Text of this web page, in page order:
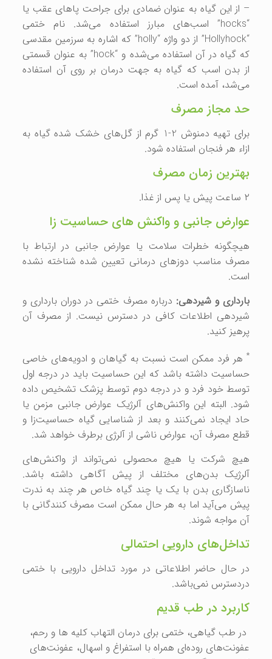
– از این گیاه به عنوان ضمادی برای جراحت پاهای عقب یا
“
hocks” اسب‌های مبارز استفاده می‌شد. نام ختمی
“
Hollyhock” از دو واژه “holly” که اشاره به سرزمین مقدسی
که گیاه در آن استفاده می‌شده و “hock” به عنوان قسمتی
از بدن اسب که گیاه به جهت درمان بر روی آن استفاده
می‌شد، آمده است.
حد مجاز مصرف
برای تهیه دمنوش 2-1 گرم از گل‌های خشک شده گیاه به
ازاء هر فنجان استفاده شود.
بهترین زمان مصرف
۲ ساعت پیش یا پس از غذا.
عوارض جانبی و واکنش‌ های حساسیت ‌زا
هیچگونه خطرات سلامت یا عوارض جانبی در ارتباط با
مصرف مناسب دوزهای درمانی تعیین شده شناخته نشده
است.
بارداری و شیردهی: درباره مصرف ختمی در دوران بارداری و
شیردهی اطلاعات کافی در دسترس نیست. از مصرف آن
پرهیز کنید.
*هر فرد ممکن است نسبت به گیاهان و ادویه‌های خاصی
حساسیت داشته باشد که این حساسیت باید در درجه اول
توسط خود فرد و در درجه دوم توسط پزشک تشخیص داده
شود. البته این واکنش‌های آلرژیک عوارض جانبی مزمن یا
حاد ایجاد نمی‌کنند و بعد از شناسایی گیاه حساسیت‌زا و
قطع مصرف آن‌، عوارض ناشی از آلرژی برطرف خواهد شد.
هیچ شرکت یا هیچ محصولی نمی‌تواند از واکنش‌های
آلرژیک بدن‌های مختلف از پیش آگاهی داشته باشد.
ناسازگاری بدن با یک یا چند گیاه خاص هر چند به ندرت
پیش می‌آید اما به هر حال ممکن است مصرف­ کنندگانی با
آن مواجه شوند.
تداخل‌های دارویی احتمالی
در حال حاضر اطلاعاتی در مورد تداخل دارویی با ختمی
دردسترس نمی‌باشد.
کاربرد در طب قدیم
در طب گیاهی، ختمی برای درمان التهاب کلیه ها و رحم،
عفونت‌های روده‌ای همراه با استفراغ و اسهال، عفونت‌های